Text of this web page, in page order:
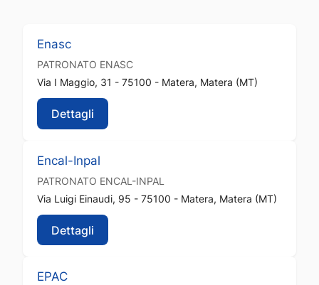
Enasc
PATRONATO ENASC
Via I Maggio, 31 - 75100 - Matera, Matera (MT)
Dettagli
Encal-Inpal
PATRONATO ENCAL-INPAL
Via Luigi Einaudi, 95 - 75100 - Matera, Matera (MT)
Dettagli
EPAC